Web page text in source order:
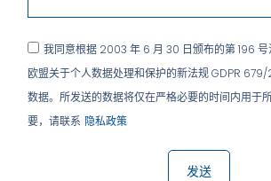
我同意根据 2003 年 6 月 30 日颁布的第 196
欧盟关于个人数据处理和保护的新法规 GDPR
数据。所发送的数据将仅在严格必要的时间内用于
要，请联系 隐私政策
发送